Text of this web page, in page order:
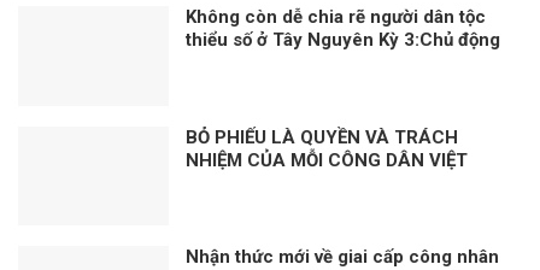
Không còn dễ chia rẽ người dân tộc
thiểu số ở Tây Nguyên Kỳ 3:Chủ động
BỎ PHIẾU LÀ QUYỀN VÀ TRÁCH
NHIỆM CỦA MỖI CÔNG DÂN VIỆT
Nhận thức mới về giai cấp công nhân